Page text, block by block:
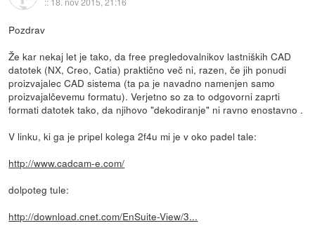
Pozdrav
Že kar nekaj let je tako, da free pregledovalnikov lastniških CAD
datotek (NX, Creo, Catia) praktično več ni, razen, če jih ponudi
proizvajalec CAD sistema (ta pa je navadno namenjen samo
proizvajalčevemu formatu). Verjetno so za to odgovorni zaprti
formati datotek tako, da njihovo "dekodiranje" ni ravno enostavno .
V linku, ki ga je pripel kolega 2f4u mi je v oko padel tale:
http://www.cadcam-e.com/
dolpoteg tule:
http://download.cnet.com/EnSuite-View/3...